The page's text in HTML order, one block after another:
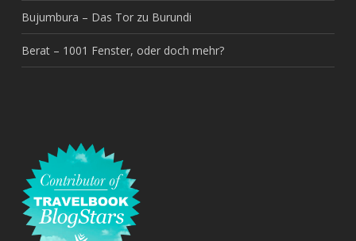
Bujumbura – Das Tor zu Burundi
Berat – 1001 Fenster, oder doch mehr?